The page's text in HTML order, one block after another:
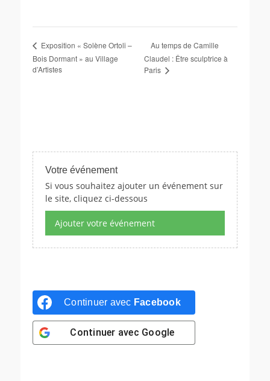
Exposition « Solène Ortoli –
Bois Dormant » au Village
d’Artistes
Au temps de Camille
Claudel : Être sculptrice à
Paris
Votre événement
Si vous souhaitez ajouter un événement sur
le site, cliquez ci-dessous
Ajouter votre événement
Continuer avec Facebook
Continuer avec Google